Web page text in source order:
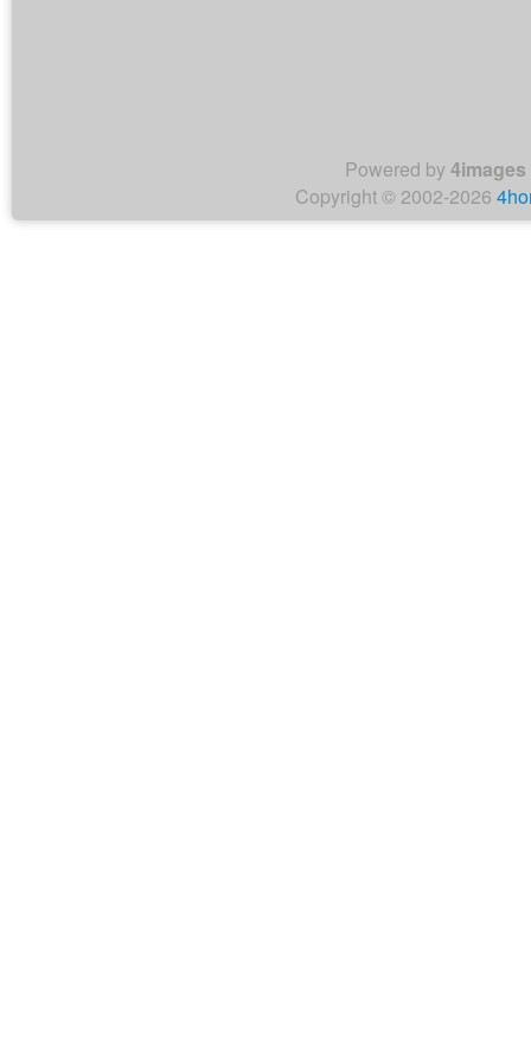
Powered by4images
Copyright © 2002-2026